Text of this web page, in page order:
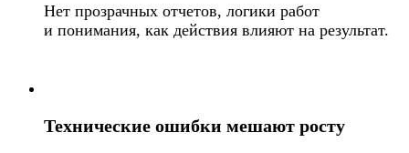
Нет прозрачных отчетов, логики работ
и понимания, как действия влияют на результат.
Технические ошибки мешают росту